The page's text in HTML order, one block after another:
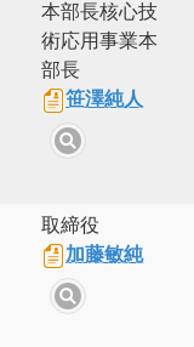
本部長核心技
術応用事業本
部長
笹澤純人
取締役
加藤敏純